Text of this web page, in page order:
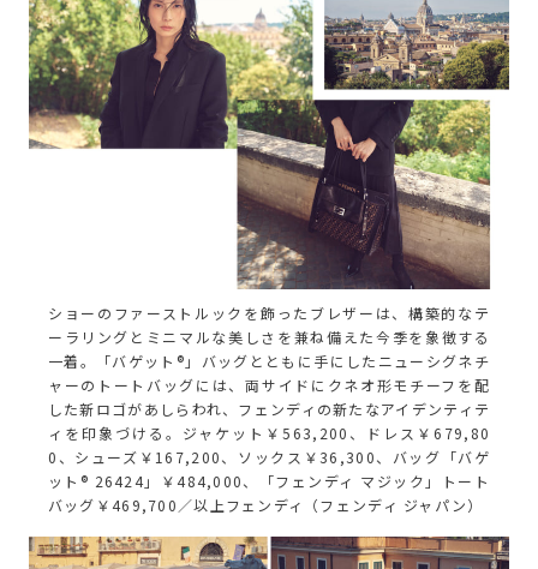
ショーのファーストルックを飾ったブレザーは、構築的なテ
ーラリングとミニマルな美しさを兼ね備えた今季を象徴する
一着。「バゲット®」バッグとともに手にしたニューシグネチ
ャーのトートバッグには、両サイドにクネオ形モチーフを配
した新ロゴがあしらわれ、フェンディの新たなアイデンティテ
ィを印象づける。ジャケット￥563,200、ドレス￥679,80
0、シューズ￥167,200、ソックス￥36,300、バッグ「バゲ
ット® 26424」￥484,000、「フェンディ マジック」トート
バッグ￥469,700／以上フェンディ（フェンディ ジャパン）